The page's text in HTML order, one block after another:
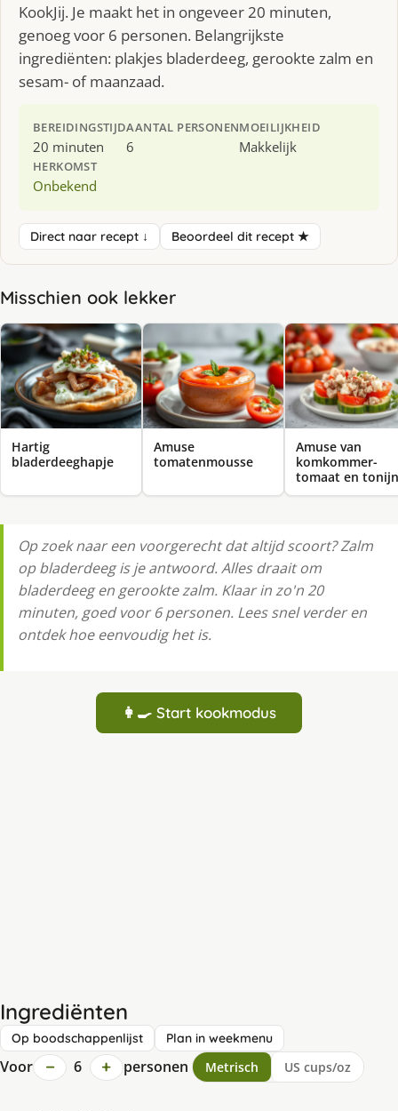
KookJij. Je maakt het in ongeveer 20 minuten,
genoeg voor 6 personen. Belangrijkste
ingrediënten: plakjes bladerdeeg, gerookte zalm en
sesam- of maanzaad.
BEREIDINGSTIJD
20 minuten
AANTAL PERSONEN
6
MOEILIJKHEID
Makkelijk
HERKOMST
Onbekend
Direct naar recept ↓ Beoordeel dit recept ★
Misschien ook lekker
Hartig
bladerdeeghapje
Amuse
tomatenmousse
Amuse van
komkommer-
tomaat en tonijn
Op zoek naar een voorgerecht dat altijd scoort? Zalm
op bladerdeeg is je antwoord. Alles draait om
bladerdeeg en gerookte zalm. Klaar in zo'n 20
minuten, goed voor 6 personen. Lees snel verder en
ontdek hoe eenvoudig het is.
👩‍🍳 Start kookmodus
Ingrediënten
Op boodschappenlijst Plan in weekmenu
Voor − 6 + personen Metrisch US cups/oz